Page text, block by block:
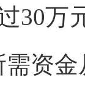
30万
资